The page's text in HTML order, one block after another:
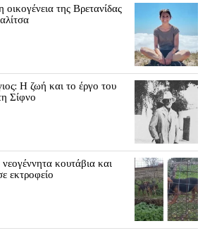
της Βρετανίδας
Η ζωή και το έργο του
Σίφνο
κουτάβια και
εκτροφείο